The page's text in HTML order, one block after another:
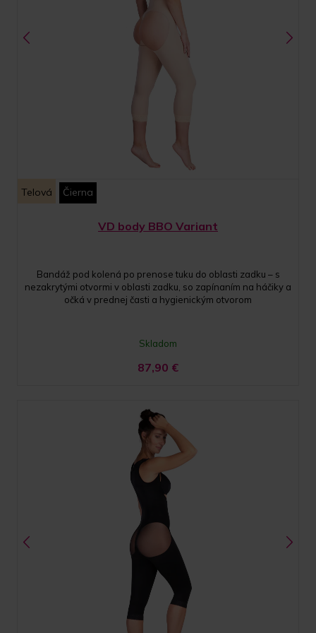
Telová Čierna
VD body BBO Variant
Bandáž pod kolená po prenose tuku do oblasti zadku – s
nezakrytými otvormi v oblasti zadku, so zapínaním na háčiky a
očká v prednej časti a hygienickým otvorom
Skladom
87,90 €